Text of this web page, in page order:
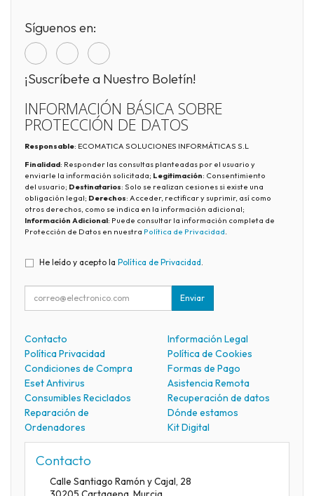
Síguenos en:
¡Suscríbete a Nuestro Boletín!
INFORMACIÓN BÁSICA SOBRE
PROTECCIÓN DE DATOS
Responsable: ECOMATICA SOLUCIONES INFORMÁTICAS S.L
Finalidad: Responder las consultas planteadas por el usuario y
enviarle la información solicitada; Legitimación: Consentimiento
del usuario; Destinatarios: Solo se realizan cesiones si existe una
obligación legal; Derechos: Acceder, rectificar y suprimir, así como
otros derechos, como se indica en la información adicional;
Información Adicional: Puede consultar la información completa de
Protección de Datos en nuestra Política de Privacidad.
He leído y acepto la Política de Privacidad
Enviar
Contacto
Información Legal
Política Privacidad
Política de Cookies
Condiciones de Compra
Formas de Pago
Eset Antivirus
Asistencia Remota
Consumibles Reciclados
Recuperación de datos
Reparación de
Ordenadores
Dónde estamos
Kit Digital
Contacto
Calle Santiago Ramón y Cajal, 28